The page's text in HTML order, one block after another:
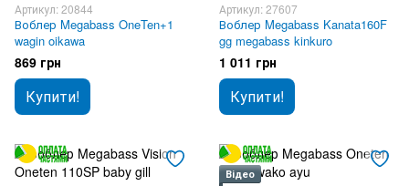
Артикул: 20844
Воблер Megabass OneTen+1
wagin oikawa
869 грн
Купити!
Артикул: 27607
Воблер Megabass Kanata160F
gg megabass kinkuro
1 011 грн
Купити!
Відео